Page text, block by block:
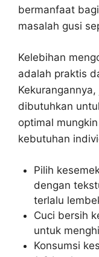
bermanfaat
masalah gusi
Kelebihan
adalah praktis
dibutuhkan
optimal
kebutuhan
Pilih
dengan
terlalu
Cuci bersih
untuk
Konsumsi